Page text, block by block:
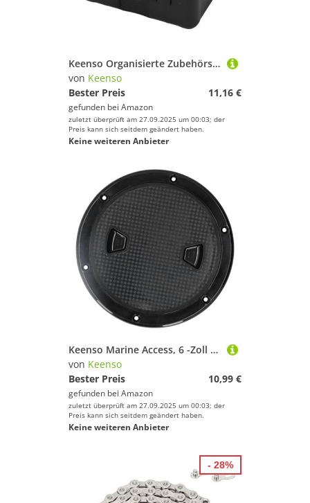
Klettern & Bouldern
Leichtathletik
Skateboarding
Sportausrüstung
Sportschuhe
Tauchen & Schnorcheln
Deinem Sport.
Keenso Organisierte Zubehörspeicherung, Vielseitiger Gebrauch, Premium -Materialien, Fits Action -Kameras, Hard for Aktion 3 4 5 Pro, mit Tragbarem Tragen für Aktion 3 4 5 Pro
von Keenso
Bester Preis
11,16 €
gefunden bei Amazon
zuletzt überprüft am 27.09.2025 um 00:03; der
Preis kann sich seitdem geändert haben.
Keine weiteren Anbieter
Keenso Marine Access, 6 -Zoll -Runde Deckplatten -Inspektionshukeabdeckung für Meeresboot
von Keenso
Bester Preis
10,99 €
gefunden bei Amazon
zuletzt überprüft am 27.09.2025 um 00:03; der
Preis kann sich seitdem geändert haben.
Keine weiteren Anbieter
- 28%